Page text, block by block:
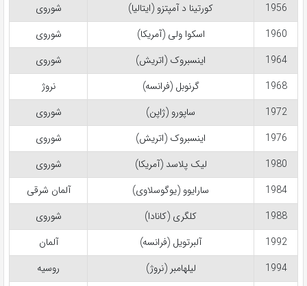
1956
کورتینا د آمپتزو (ایتالیا)
شوروی
1960
اسکوا ولی (آمریکا)
شوروی
1964
اینسبروک (اتریش)
شوروی
1968
گرنوبل (فرانسه)
نروژ
1972
ساپورو (ژاپن)
شوروی
1976
اینسبروک (اتریش)
شوروی
1980
لیک پلاسد (آمریکا)
شوروی
1984
سارایوو (یوگوسلاوی)
آلمان شرقی
1988
کلگری (کانادا)
شوروی
1992
آلبرتویل (فرانسه)
آلمان
1994
لیلهامبر (نروژ)
روسیه